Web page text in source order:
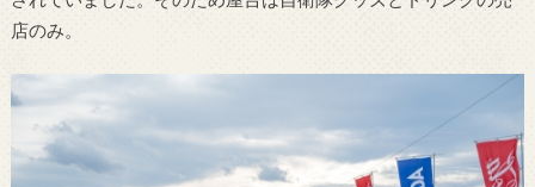
店のみ。